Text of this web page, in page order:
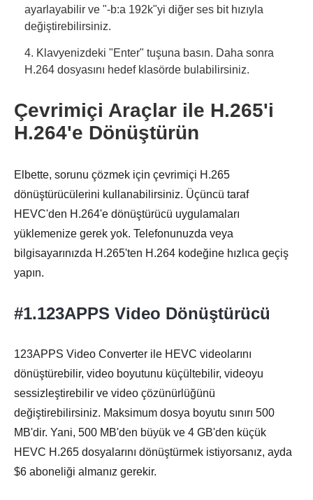
ayarlayabilir ve "-b:a 192k"yi diğer ses bit hızıyla
değiştirebilirsiniz.
4. Klavyenizdeki "Enter" tuşuna basın. Daha sonra
H.264 dosyasını hedef klasörde bulabilirsiniz.
Çevrimiçi Araçlar ile H.265'i
H.264'e Dönüştürün
Elbette, sorunu çözmek için çevrimiçi H.265
dönüştürücülerini kullanabilirsiniz. Üçüncü taraf
HEVC'den H.264'e dönüştürücü uygulamaları
yüklemenize gerek yok. Telefonunuzda veya
bilgisayarınızda H.265'ten H.264 kodeğine hızlıca geçiş
yapın.
#1.123APPS Video Dönüştürücü
123APPS Video Converter ile HEVC videolarını
dönüştürebilir, video boyutunu küçültebilir, videoyu
sessizleştirebilir ve video çözünürlüğünü
değiştirebilirsiniz. Maksimum dosya boyutu sınırı 500
MB'dir. Yani, 500 MB'den büyük ve 4 GB'den küçük
HEVC H.265 dosyalarını dönüştürmek istiyorsanız, ayda
$6 aboneliği almanız gerekir.